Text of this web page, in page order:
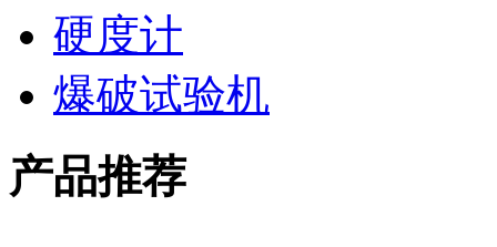
硬度计
爆破试验机
产品推荐